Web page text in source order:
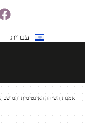
עברית
אמנות השיחה האינטימית והמושכת